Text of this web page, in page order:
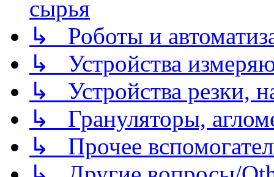
сырья
↳ Роботы и
↳ Устройства
↳ Устройства резки,
↳ Грануляторы,
↳ Прочее